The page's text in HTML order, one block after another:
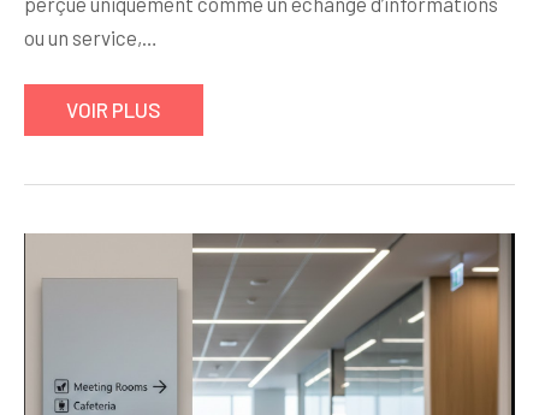
ou un service,…
VOIR PLUS